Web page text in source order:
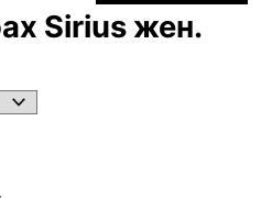
Sirius жен.